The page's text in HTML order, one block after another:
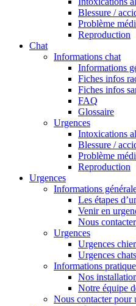
Blessure /
Problème
Reproduction
Chat
Informations chat
Informations
Fiches infos
Fiches infos
FAQ
Glossaire
Urgences
Intoxications
Blessure /
Problème
Reproduction
Urgences
Informations
Les étapes
Venir en
Nous contacter
Urgences
Urgences
Urgences chats
Informations
Nos
Notre équipe
Nous contacter pour